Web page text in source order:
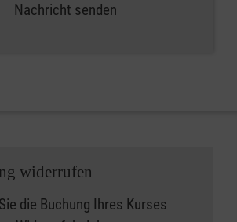
Nachricht senden
widerrufen
die Buchung Ihres Kurses